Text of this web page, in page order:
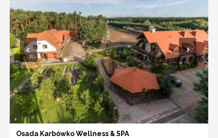
Osada Karbówko Wellness & SPA